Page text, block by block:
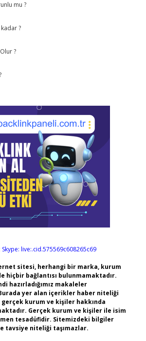
mu ?
?
?
Skype: live:.cid.575569c608265c69
sitesi, herhangi bir marka, kurum
hiçbir bağlantısı bulunmamaktadır.
hazırladığımız makaleler
yer alan içerikler haber niteliği
kurum ve kişiler hakkında
Gerçek kurum ve kişiler ile isim
tesadüfidir. Sitemizdeki bilgiler
tavsiye niteliği taşımazlar.